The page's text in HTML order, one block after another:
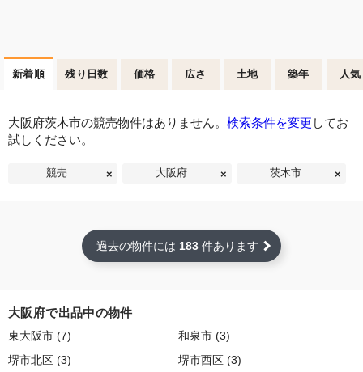
新着順 残り日数 価格 広さ 土地 築年 人気
大阪府茨木市の競売物件はありません。 検索条件を変更 してお
試しください。
競売 大阪府 茨木市
過去の物件には 183 件あります
大阪府で出品中の物件
東大阪市 (7) 和泉市 (3)
堺市北区 (3) 堺市西区 (3)